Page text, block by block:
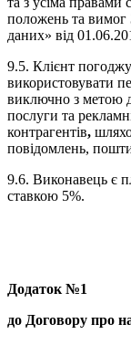
положень та вимог
даних» від
9.5. Клієнт
використовувати
виключно з метою
послуги та
контрагентів,
повідомлень,
9.6. Виконавець є
ставкою 5%.
Додаток №1
до Договору про